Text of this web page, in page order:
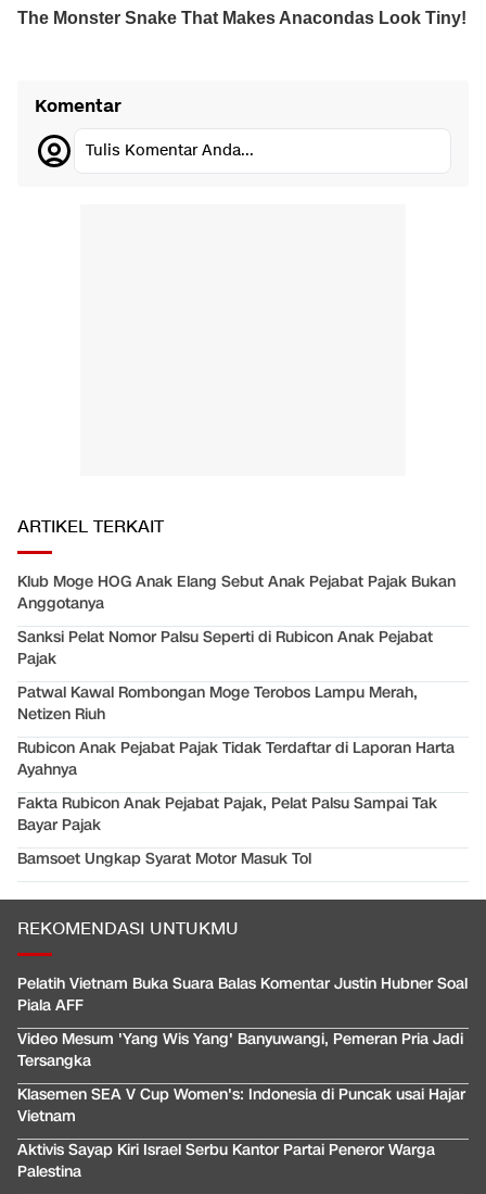
Komentar
Tulis Komentar Anda...
ARTIKEL TERKAIT
Klub Moge HOG Anak Elang Sebut Anak Pejabat Pajak Bukan
Anggotanya
Sanksi Pelat Nomor Palsu Seperti di Rubicon Anak Pejabat
Pajak
Patwal Kawal Rombongan Moge Terobos Lampu Merah,
Netizen Riuh
Rubicon Anak Pejabat Pajak Tidak Terdaftar di Laporan Harta
Ayahnya
Fakta Rubicon Anak Pejabat Pajak, Pelat Palsu Sampai Tak
Bayar Pajak
Bamsoet Ungkap Syarat Motor Masuk Tol
REKOMENDASI UNTUKMU
Pelatih Vietnam Buka Suara Balas Komentar Justin Hubner Soal
Piala AFF
Video Mesum 'Yang Wis Yang' Banyuwangi, Pemeran Pria Jadi
Tersangka
Klasemen SEA V Cup Women's: Indonesia di Puncak usai Hajar
Vietnam
Aktivis Sayap Kiri Israel Serbu Kantor Partai Peneror Warga
Palestina